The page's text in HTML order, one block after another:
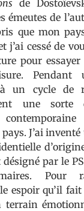
de
émeutes de
que mon
j’ai cessé de
pour essayer
Pendant
un cycle de
une sorte
J’ai
par le
Pour
espoir qu’il